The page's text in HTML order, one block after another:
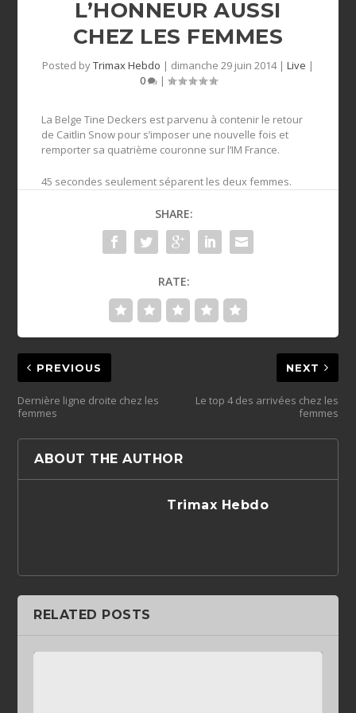
L’HONNEUR AUSSI
CHEZ LES FEMMES
Posted byTrimax Hebdo | dimanche 29 juin 2014| Live |
0
|
La Belge Tine Deckers est parvenu à contenir le retour
de Caitlin Snow pour s’imposer une nouvelle fois et
remporter sa quatrième couronne sur l’IM France.
45 secondes seulement séparent les deux femmes.
SHARE:
RATE:
PREVIOUS
Dernière ligne droite chez les
femmes
NEXT
Le top 4 des arrivées chez les
femmes
ABOUT THE AUTHOR
Trimax Hebdo
RELATED POSTS